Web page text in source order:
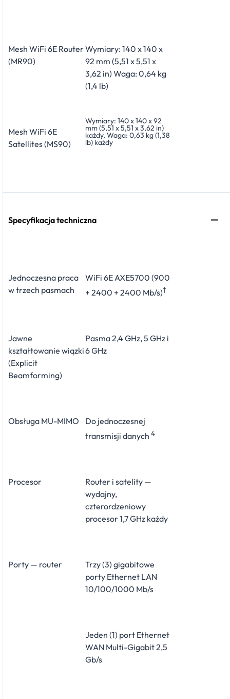
Mesh WiFi 6E Router
(MR90)
Wymiary: 140 x 140 x
92 mm (5,51 x 5,51 x
3,62 in) Waga: 0,64 kg
(1,4 lb)
Mesh WiFi 6E
Satellites (MS90)
Wymiary: 140 x 140 x 92
mm (5,51 x 5,51 x 3,62 in)
każdy, Waga: 0,63 kg (1,38
lb) każdy
Specyfikacja techniczna
Jednoczesna praca
w trzech pasmach
WiFi 6E AXE5700 (900
+ 2400 + 2400 Mb/s)†
Jawne
kształtowanie wiązki
(Explicit
Beamforming)
Pasma 2,4 GHz, 5 GHz i
6 GHz
Obsługa MU-MIMO
Do jednoczesnej
transmisji danych 4
Procesor
Router i satelity —
wydajny,
czterordzeniowy
procesor 1,7 GHz każdy
Porty — router
Trzy (3) gigabitowe
porty Ethernet LAN
10/100/1000 Mb/s
Jeden (1) port Ethernet
WAN Multi-Gigabit 2,5
Gb/s